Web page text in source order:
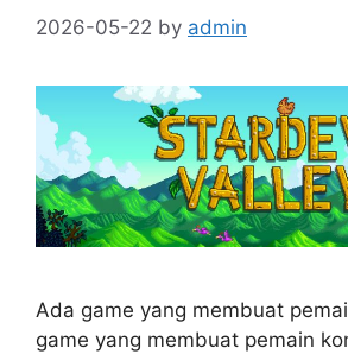
2026-05-22 by admin
Ada game yang membuat
game yang membuat pemain